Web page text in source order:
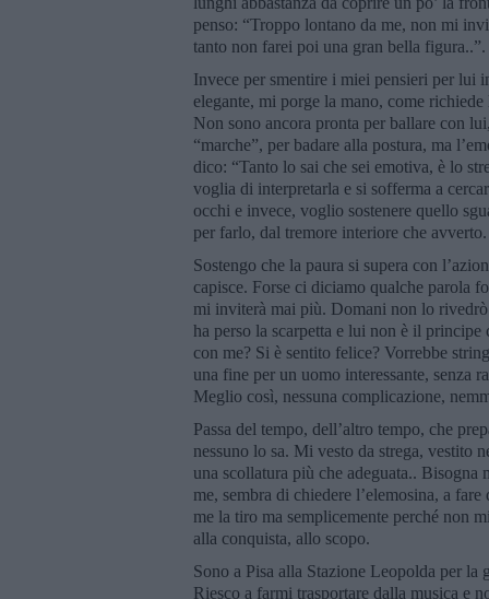
penso: “Troppo lontano da me, non mi
tanto non farei poi una gran bella figura..”.
Invece per smentire i miei pensieri per lui
elegante, mi porge la mano, come
Non sono ancora pronta per ballare con
“marche”, per badare alla postura, ma
dico: “Tanto lo sai che sei emotiva, è lo
voglia di interpretarla e si sofferma a
occhi e invece, voglio sostenere quello
per farlo, dal tremore interiore che avverto.
Sostengo che la paura si supera con
capisce. Forse ci diciamo qualche parola
mi inviterà mai più. Domani non lo
ha perso la scarpetta e lui non è il
con me? Si è sentito felice? Vorrebbe
una fine per un uomo interessante, senza
Meglio così, nessuna complicazione,
Passa del tempo, dell’altro tempo, che
nessuno lo sa. Mi vesto da strega, vestito
una scollatura più che adeguata..
me, sembra di chiedere l’elemosina, a
me la tiro ma semplicemente perché non
alla conquista, allo scopo.
Sono a Pisa alla Stazione Leopolda per
Riesco a farmi trasportare dalla musica e